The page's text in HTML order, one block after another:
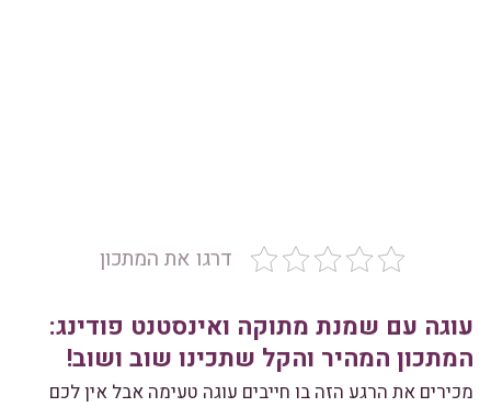
דרגו את המתכון
עוגה עם שמנת מתוקה ואינסטנט פודינג:
המתכון המהיר והקל שתכינו שוב ושוב!
מכירים את הרגע הזה בו חייבים עוגה טעימה אבל אין לכם